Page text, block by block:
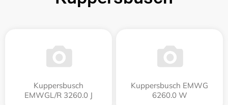
Kuppersbusch
EMWGL/R 3260.0 J
Kuppersbusch EMWG
6260.0 W